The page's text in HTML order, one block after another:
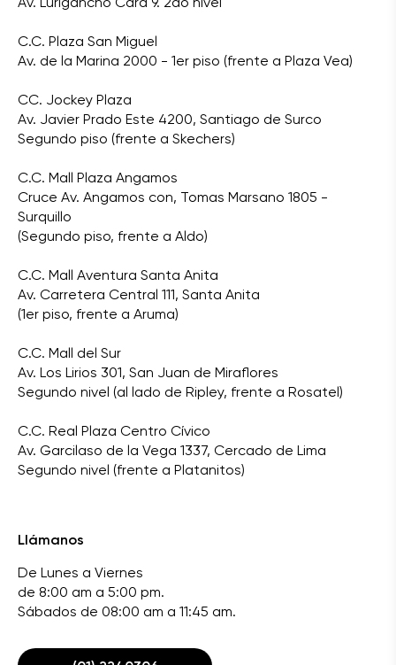
C.C. Plaza San Miguel
Av. de la Marina 2000 - 1er piso (frente a Plaza Vea)
CC. Jockey Plaza
Av. Javier Prado Este 4200, Santiago de Surco
Segundo piso (frente a Skechers)
C.C. Mall Plaza Angamos
Cruce Av. Angamos con, Tomas Marsano 1805 -
Surquillo
(Segundo piso, frente a Aldo)
C.C. Mall Aventura Santa Anita
Av. Carretera Central 111, Santa Anita
(1er piso, frente a Aruma)
C.C. Mall del Sur
Av. Los Lirios 301, San Juan de Miraflores
Segundo nivel (al lado de Ripley, frente a Rosatel)
C.C. Real Plaza Centro Cívico
Av. Garcilaso de la Vega 1337, Cercado de Lima
Segundo nivel (frente a Platanitos)
Llámanos
De Lunes a Viernes
de 8:00 am a 5:00 pm.
Sábados de 08:00 am a 11:45 am.